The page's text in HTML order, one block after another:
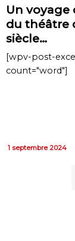
Un voyage
du théâtre
siècle…
[wpv-post-
count="word"]
1 septembre 2024